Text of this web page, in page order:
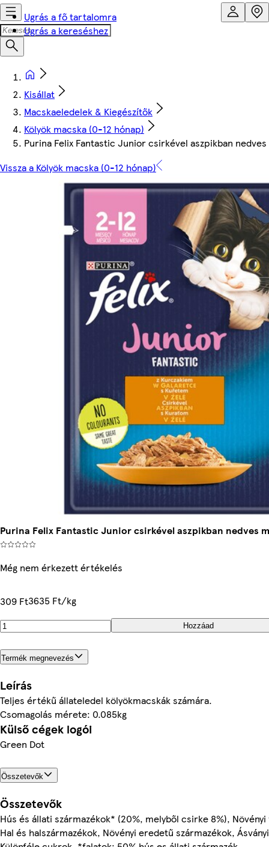
Ugrás a fő tartalomra
Ugrás a kereséshez
Kisállat
Macskaeledelek & Kiegészítők
Kölyök macska (0-12 hónap)
Purina Felix Fantastic Junior csirkével aszpikban
Vissza a Kölyök macska (0-12 hónap)
Purina Felix Fantastic Junior csirkével aszpikban nedves
Még nem érkezett értékelés
309 Ft3635 Ft/kg
Hozzáad
Termék megnevezés
Leírás
Teljes értékű állateledel kölyökmacskák számára.
Csomagolás mérete: 0.085kg
Külső cégek logói
Green Dot
Összetevők
Összetevők
Hús és állati származékok* (20%, melyből csirke 8%),
Hal és halszármazékok, Növényi eredetű származékok,